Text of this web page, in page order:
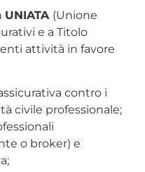
UNIATA (Unione
e a Titolo
attività in favore
contro i
civile professionale;
o broker) e